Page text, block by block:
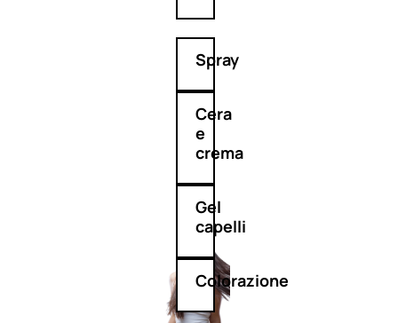
Spray
Cera
e
crema
Gel
capelli
Colorazione